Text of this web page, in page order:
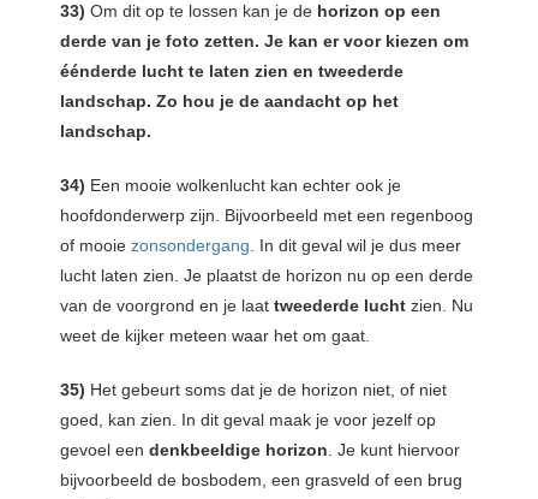
33) Om dit op te lossen kan je de horizon op een
derde van je foto zetten. Je kan er voor kiezen om
éénderde lucht te laten zien en tweederde
landschap. Zo hou je de aandacht op het
landschap.
34) Een mooie wolkenlucht kan echter ook je
hoofdonderwerp zijn. Bijvoorbeeld met een regenboog
of mooie zonsondergang. In dit geval wil je dus meer
lucht laten zien. Je plaatst de horizon nu op een derde
van de voorgrond en je laat tweederde lucht zien. Nu
weet de kijker meteen waar het om gaat.
35) Het gebeurt soms dat je de horizon niet, of niet
goed, kan zien. In dit geval maak je voor jezelf op
gevoel een denkbeeldige horizon. Je kunt hiervoor
bijvoorbeeld de bosbodem, een grasveld of een brug